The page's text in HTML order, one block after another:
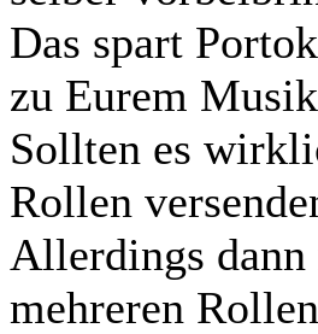
Das spart
zu Eurem
Sollten es
Rollen
Allerdings
mehreren